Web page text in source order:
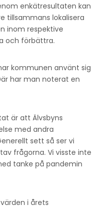
enkätresultaten kan
tillsammans lokalisera
inom respektive
och förbättra.
kommunen använt sig
har man noterat en
är att Älvsbyns
med andra
sett så ser vi
frågorna. Vi visste inte
tanke på pandemin
i årets